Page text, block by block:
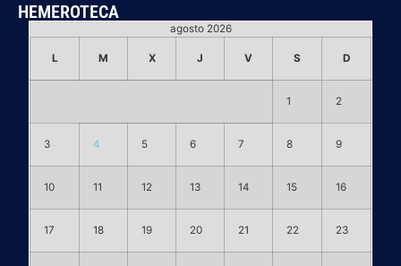
HEMEROTECA
agosto 2026
L M X J V S D
1 2
3 4 5 6 7 8 9
10 11 12 13 14 15 16
17 18 19 20 21 22 23